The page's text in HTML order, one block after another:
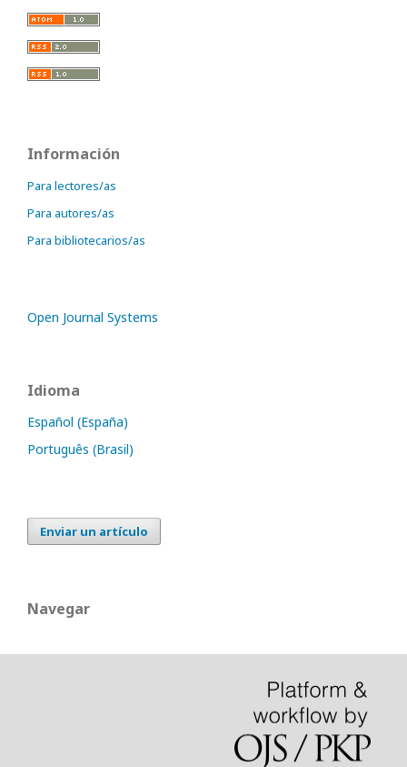
Información
Para lectores/as
Para autores/as
Para bibliotecarios/as
Open Journal Systems
Idioma
Español (España)
Português (Brasil)
Enviar un artículo
Navegar